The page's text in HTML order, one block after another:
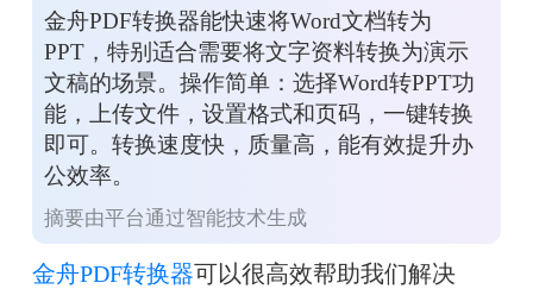
金舟PDF转换器能快速将Word文档转为
PPT，特别适合需要将文字资料转换为演示
文稿的场景。操作简单：选择Word转PPT功
能，上传文件，设置格式和页码，一键转换
即可。转换速度快，质量高，能有效提升办
公效率。
摘要由平台通过智能技术生成
金舟PDF转换器可以很高效帮助我们解决